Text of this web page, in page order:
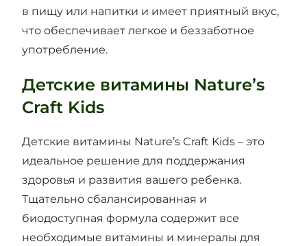
в пищу или напитки и имеет приятный вкус,
что обеспечивает легкое и беззаботное
употребление.
Детские витамины Nature’s
Craft Kids
Детские витамины Nature’s Craft Kids – это
идеальное решение для поддержания
здоровья и развития вашего ребенка.
Тщательно сбалансированная и
биодоступная формула содержит все
необходимые витамины и минералы для